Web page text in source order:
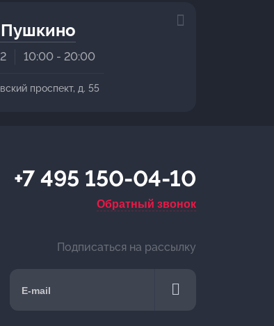
Пушкино
10:00 - 20:00
проспект, д. 55
+7 495 150-04-10
Обратный звонок
Подписаться на рассылку